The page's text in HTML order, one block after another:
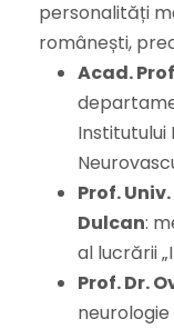
personalități
românești,
Acad.
Institutului
Prof.
Dulcan:
al lucrării
Prof. Dr.